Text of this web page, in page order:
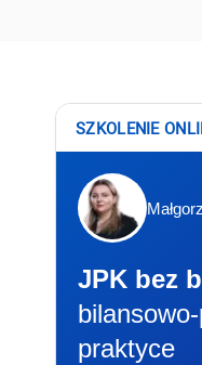
SZKOLENIE
JPK bez
praktyce